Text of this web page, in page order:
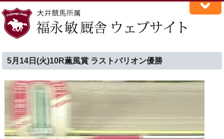
5月14日(火)10R薫風賞 ラストバリオン優勝